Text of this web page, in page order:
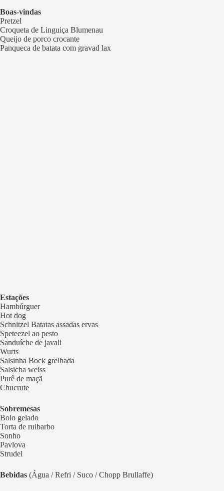
Boas-vindas
Pretzel
Croqueta de Linguiça Blumenau
Queijo de porco crocante
Panqueca de batata com gravad lax
Estações
Hambúrguer
Hot dog
Schnitzel Batatas assadas ervas
Speteezel ao pesto
Sanduíche de javali
Wurts
Salsinha Bock grelhada
Salsicha weiss
Purê de maçã
Chucrute
Sobremesas
Bolo gelado
Torta de ruibarbo
Sonho
Pavlova
Strudel
Bebidas (Água / Refri / Suco / Chopp Brullaffe)